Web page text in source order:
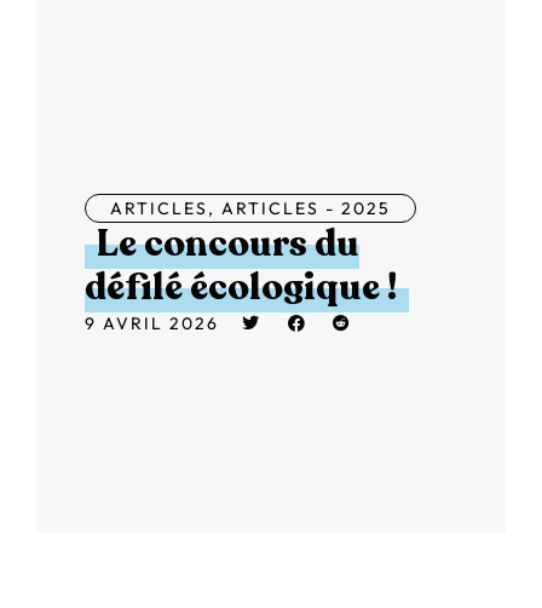
ARTICLES, ARTICLES - 2025
Le concours du
défilé écologique !
9 AVRIL 2026